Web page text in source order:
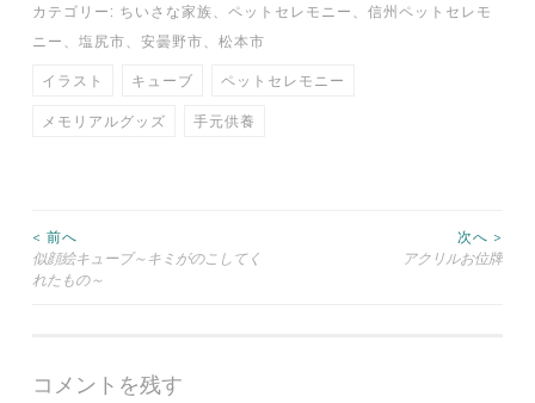
カテゴリー: ちいさな家族 ペットセレモニー
信州ペットセレモ
ニー
塩尻市 安曇野市 松本市
イラスト キューブ ペットセレモニー
メモリアルグッズ 手元供養
投
稿
< 前へ
似顔絵キューブ～キミがのこしてく
れたもの～
次へ >
アクリルお位牌
コメントを残す